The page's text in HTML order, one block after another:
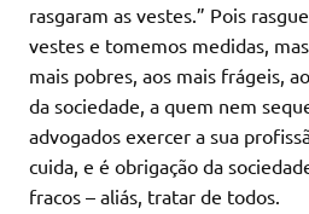
rasgaram as vestes.” Pois
vestes e tomemos medidas,
mais pobres, aos mais frágeis,
da sociedade, a quem nem
advogados exercer a sua
cuida, e é obrigação da
fracos – aliás, tratar de todos.